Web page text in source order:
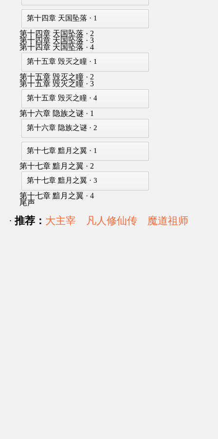
第十四章 天国坠落 · 1
第十四章 天国坠落 · 2
第十四章 天国坠落 · 3
第十四章 天国坠落 · 4
第十五章 毁灭之瞳 · 1
第十五章 毁灭之瞳 · 2
第十五章 毁灭之瞳 · 3
第十五章 毁灭之瞳 · 4
第十六章 隐族之谜 · 1
第十六章 隐族之谜 · 2
第十七章 黯月之翼 · 1
第十七章 黯月之翼 · 2
第十七章 黯月之翼 · 3
第十七章 黯月之翼 · 4
尾声
· 推荐： 大主宰 凡人修仙传 魔道祖师